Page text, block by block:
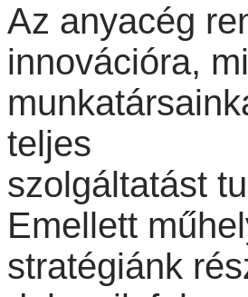
Az anyacég
innovációra,
teljes
szolgáltatást
Emellett
stratégiánk
fűrész + Bahco "mora
kés"
1/4" dugókulcs készlet
37 részes
Bitkészlet, 17-részes